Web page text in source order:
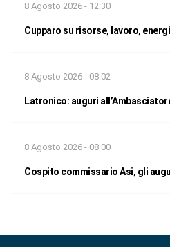
8 Agosto 2026 - 12:30
Cupparo su risorse, lavoro,
8 Agosto 2026 - 08:02
Latronico: auguri
8 Agosto 2026 - 08:00
Cospito commissario Asi, gli